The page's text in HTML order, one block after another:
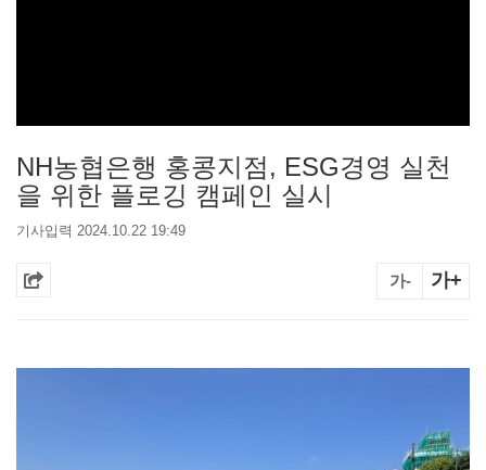
NH농협은행 홍콩지점, ESG경영 실천
을 위한 플로깅 캠페인 실시
기사입력 2024.10.22 19:49
가- 가+